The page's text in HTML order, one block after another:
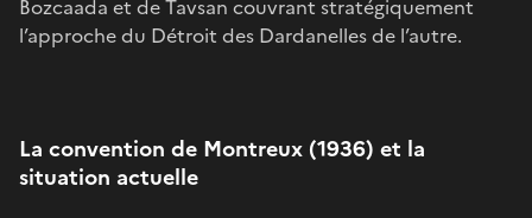
Bozcaada et de Tavsan couvrant stratégiquement
l’approche du Détroit des Dardanelles de l’autre.
La convention de Montreux (1936) et la
situation actuelle